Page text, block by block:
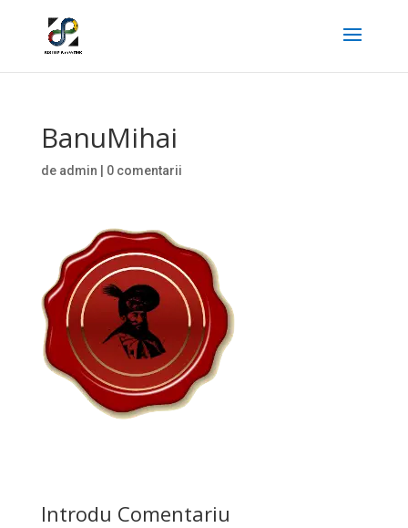
BanuMihai
de admin 0 comentarii
Introdu Comentariu